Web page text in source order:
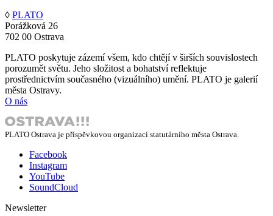
◊ PLATO
Porážková 26
702 00 Ostrava
PLATO poskytuje zázemí všem, kdo chtějí v širších souvislostech
porozumět světu. Jeho složitost a bohatství reflektuje
prostřednictvím současného (vizuálního) umění. PLATO je galerií
města Ostravy.
O nás
PLATO Ostrava je příspěvkovou organizací statutárního města Ostrava.
Facebook
Instagram
YouTube
SoundCloud
Newsletter